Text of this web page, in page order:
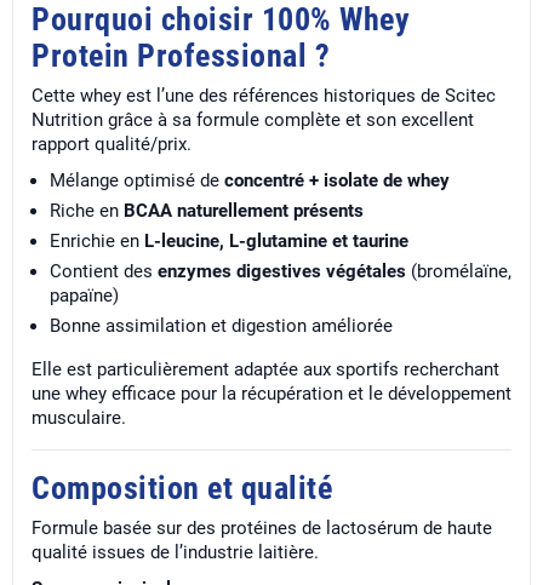
Pourquoi choisir 100% Whey
Protein Professional ?
Cette whey est l’une des références historiques de Scitec
Nutrition grâce à sa formule complète et son excellent
rapport qualité/prix.
Mélange optimisé de concentré + isolate de whey
Riche en BCAA naturellement présents
Enrichie en L-leucine, L-glutamine et taurine
Contient des enzymes digestives végétales (bromélaïne,
papaïne)
Bonne assimilation et digestion améliorée
Elle est particulièrement adaptée aux sportifs recherchant
une whey efficace pour la récupération et le développement
musculaire.
Composition et qualité
Formule basée sur des protéines de lactosérum de haute
qualité issues de l’industrie laitière.